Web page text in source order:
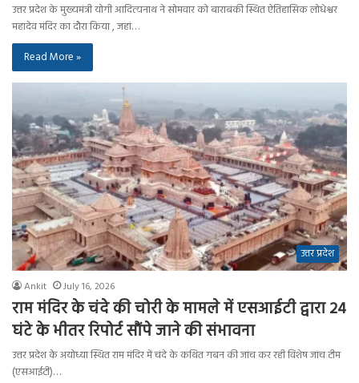
उत्तर प्रदेश के मुख्यमंत्री योगी आदित्यनाथ ने सोमवार को बाराबंकी स्थित ऐतिहासिक लोधेश्वर
महादेव मंदिर का दौरा किया , जहां…
Read More »
उत्तर प्रदेश
Ankit July 16, 2026
राम मंदिर के चंदे की चोरी के मामले में एसआईटी द्वारा 24
घंटे के भीतर रिपोर्ट सौंपे जाने की संभावना
उत्तर प्रदेश के अयोध्या स्थित राम मंदिर में चंदे के कथित गबन की जांच कर रही विशेष जांच टीम
(एसआईटी)…